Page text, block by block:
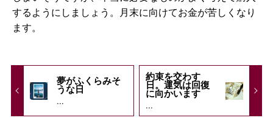
するようにしましょう。月末に向けてお金が苦しくなり
ます。
夢がふくらみそ
うな日
...
約束を交わす
日。運気は回復
に向かいます
...